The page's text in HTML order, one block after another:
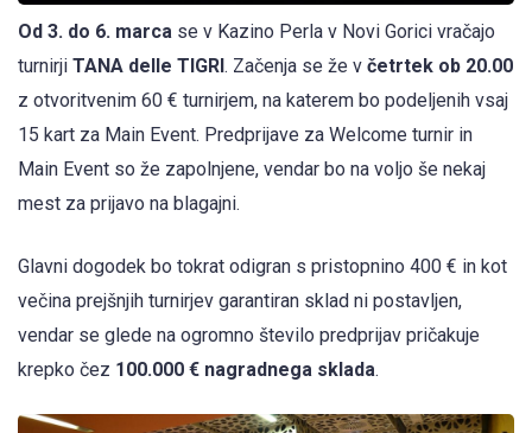
Od 3. do 6. marca se v Kazino Perla v Novi Gorici vračajo
turnirji TANA delle TIGRI . Začenja se že v četrtek ob 20.00
z otvoritvenim 60 € turnirjem, na katerem bo podeljenih vsaj
15 kart za Main Event. Predprijave za Welcome turnir in
Main Event so že zapolnjene, vendar bo na voljo še nekaj
mest za prijavo na blagajni.
Glavni dogodek bo tokrat odigran s pristopnino 400 € in kot
večina prejšnjih turnirjev garantiran sklad ni postavljen,
vendar se glede na ogromno število predprijav pričakuje
krepko čez 100.000 € nagradnega sklada.